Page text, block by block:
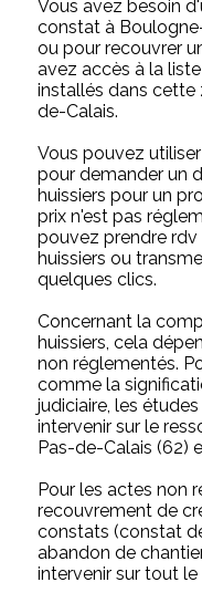
Vous avez besoin
constat à
ou pour recouvrer
avez accès à la
installés dans
de-Calais.
Vous pouvez
pour demander un
huissiers pour un
prix n'est pas
pouvez prendre rdv
huissiers ou
quelques clics.
Concernant la
huissiers, cela
non réglementés.
comme la
judiciaire, les
intervenir sur le
Pas-de-Calais (62)
Pour les actes non
recouvrement de
constats (constat
abandon de
intervenir sur tout